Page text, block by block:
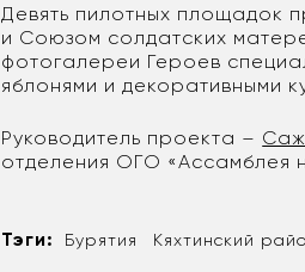
Девять пилотных площадок
и Союзом солдатских
фотогалереи Героев
яблонями и декоративными
Руководитель проекта –
отделения ОГО «Ассамблея
Тэги: Бурятия Кяхтинский